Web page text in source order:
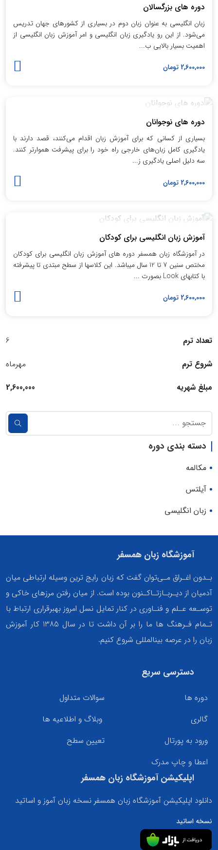
تعداد ترم
6
شروع ترم
مهرماه
مبلغ شهریه
2,600,000
دسته بندی دوره
مکالمه
آیلتس
زبان انگلیسی
دوره های بزرگسالان
زبان انگلیسی به عنوان زبان دوم در بسیاری از کشورهای جهان تدریس
می‌شود. از این رو یادگیری زبان انگلیسی و امر آموزش زبان انگلیسی از
اهمیت بسیار بالایی ب...
2,600,000 تومان
دوره های نوجوانان
بسیاری از کسانی که برای آموزش زبان اقدام می‌کنند، قصد دارند با
یادگیری کامل زبان‌های خارجی راه خود را برای پیشرفت هموارتر کنند.
سه دلیل اصلی یادگیری ز...
2,600,000 تومان
آموزش زبان انگلیسی برای کودکان
در آموزشگاه زبان همسفر دوره های آموزش زبان انگلیسی برای کودکان
مختص سنین 7 تا 12 سال میباشد. این کلاسها از سطح مبتدی تا پیشرفته
با کتابهای Look بصورت ...
2,600,000 تومان
آموزشگاه زبان همسفر
بـدون اغـراق مـی‌توان گفت که زبان رایج ترین وسیله ارتباطی میان
آدمیان از دیـربـازتـاکـنون بوده است. از میان رفتن مرزهای خاکی و
توسـعه عـلم و فنـاوری در کنار تمایل نسل امروز بهبرقراری ارتباط با
تـمام فـرهنگ ها ما را بر آن داشت تا در سال 1385 کار آموزش
زبان را در عرصه بینالمللی شروع کنیم.
دسترسی سریع
دوره ها
سوالات متداول
گالری
وبلاگ و اطلاعیه ها
ورود به پورتال
تعیین سطح
اعطا و چاپ مدرک
اپلیکیشن آموزشگاه زبان همسفر
دانلود اپلیکیشن آموزشگاه زبان همسفر نسخه زبان آموز و اساتید
نسخه اساتید